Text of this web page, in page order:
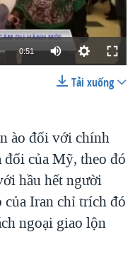
GAZA
THẮNG CUỘC'
NAM
0:51
Tải xuống
ào đối với chính
đổi của Mỹ, theo đó
hầu hết người
của Iran chỉ trích đó
ngoại giao lộn